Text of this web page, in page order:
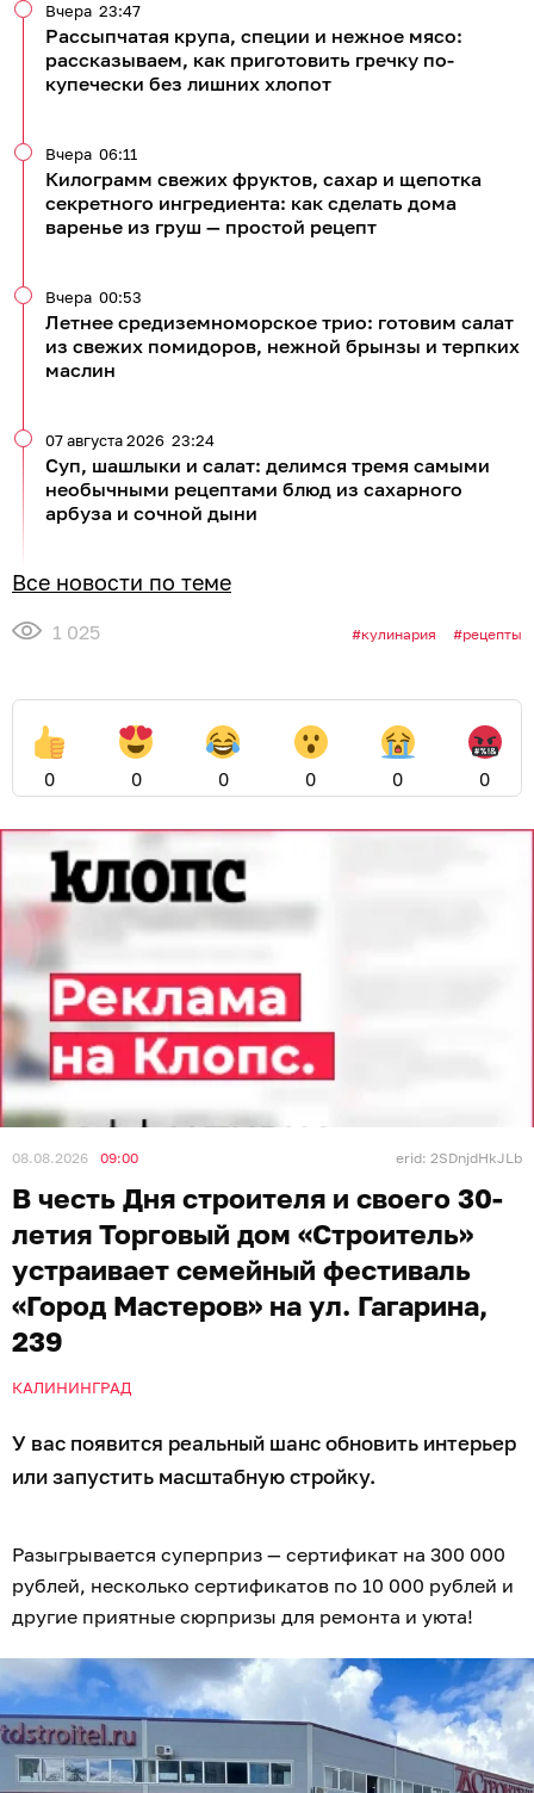
Рассыпчатая крупа, специи и нежное мясо:
рассказываем, как приготовить гречку по-
купечески без лишних хлопот
Вчера 23:47
Килограмм свежих фруктов, сахар и щепотка
секретного ингредиента: как сделать дома
варенье из груш — простой рецепт
Вчера 06:11
Летнее средиземноморское трио: готовим салат
из свежих помидоров, нежной брынзы и терпких
маслин
Вчера 00:53
Суп, шашлыки и салат: делимся тремя самыми
необычными рецептами блюд из сахарного
арбуза и сочной дыни
07 августа 2026 23:24
Все новости по теме
1 025 кулинария рецепты
0 0 0 0 0 0
08.08.2026 09:00 erid: 2SDnjdHkJLb
В честь Дня строителя и своего 30-
летия Торговый дом «Строитель»
устраивает семейный фестиваль
«Город Мастеров» на ул. Гагарина,
239
КАЛИНИНГРАД
У вас появится реальный шанс обновить интерьер
или запустить масштабную стройку.
Разыгрывается суперприз — сертификат на 300 000
рублей, несколько сертификатов по 10 000 рублей и
другие приятные сюрпризы для ремонта и уюта!